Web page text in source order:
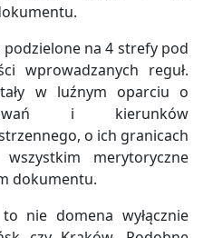
na 4 strefy pod
wprowadzanych reguł.
w luźnym oparciu o
i kierunków
o ich granicach
merytoryczne
dokumentu.
nie domena wyłącznie